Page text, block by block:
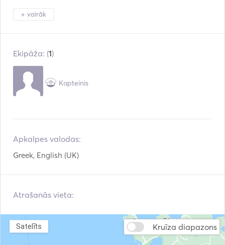
Mp3 atskaņotājs / Radi
o / CD
+ vairāk
Ekipāža: (1)
Kapteinis
Apkalpes valodas:
Greek, English (UK)
Atrašanās vieta:
Kruīza diapazons
Satelīts